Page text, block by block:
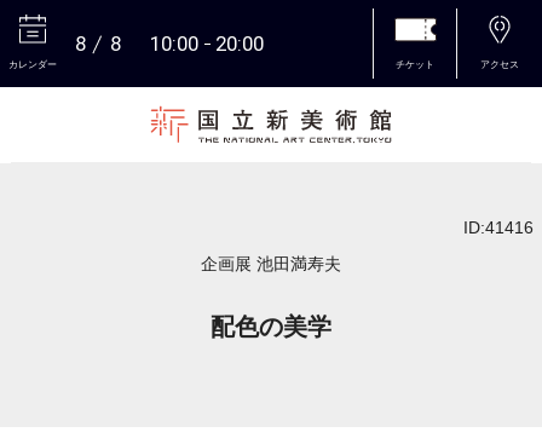
カレンダー
8 8 10:00 20:00
チケット アクセス
ID:41416
企画展 池田満寿夫
配色の美学